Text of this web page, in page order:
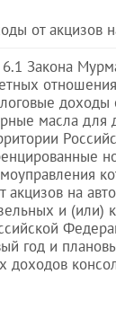
от акцизов
6.1 Закона
масла
акцизов на
и (или)
год и